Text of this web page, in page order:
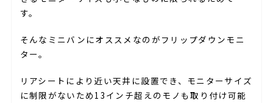
す。
そんなミニバンにオススメなのがフリップダウンモニ
ター。
リアシートにより近い天井に設置でき、モニターサイズ
に制限がないため13インチ超えのモノも取り付け可能